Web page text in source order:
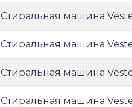
Стиральная машина Vestel
Стиральная машина
Стиральная машина
Стиральная машина